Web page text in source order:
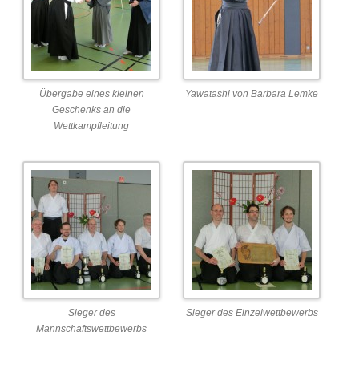
Übergabe eines kleinen
Geschenks an die
Wettkampfleitung
Yawatashi von Barbara Lemke
Sieger des
Mannschaftswettbewerbs
Sieger des Einzelwettbewerbs